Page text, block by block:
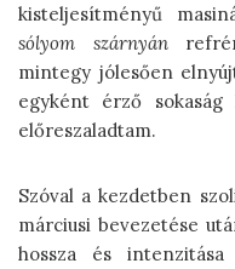
kisteljesítményű
sólyom szárnyán
mintegy jólesően
egyként érző sokaság
előreszaladtam.
Szóval a kezdetben
márciusi bevezetése
hossza és intenzitása